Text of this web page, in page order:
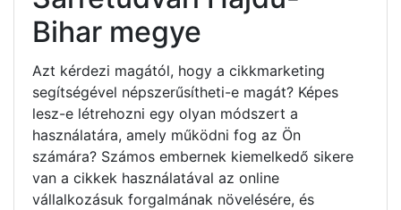
Bihar megye
Azt kérdezi magától, hogy a cikkmarketing
segítségével népszerűsítheti-e magát? Képes
lesz-e létrehozni egy olyan módszert a
használatára, amely működni fog az Ön
számára? Számos embernek kiemelkedő sikere
van a cikkek használatával az online
vállalkozásuk forgalmának növelésére, és